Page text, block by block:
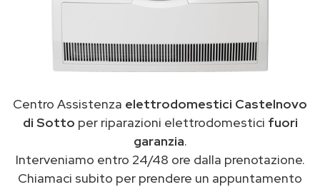
Centro Assistenza elettrodomestici Castelnovo
di Sotto per riparazioni elettrodomestici fuori
garanzia.
Interveniamo entro 24/48 ore dalla prenotazione.
Chiamaci subito per prendere un appuntamento